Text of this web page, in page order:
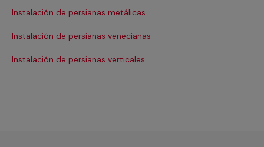
Instalación de persianas metálicas
Instalación de persianas venecianas
Instalación de persianas verticales